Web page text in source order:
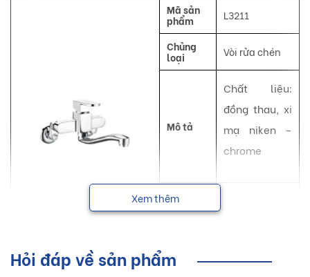
Mã sản
phẩm L3211
Chủng
loại Vòi rửa chén
Mô tả
Chất liệu:
đồng thau, xi
mạ niken –
chrome
Bảo
hành
Vòi chén nóng lạnh Luxta với những đường nét thanh thoát
Xem thêm
Hỏi đáp về sản phẩm